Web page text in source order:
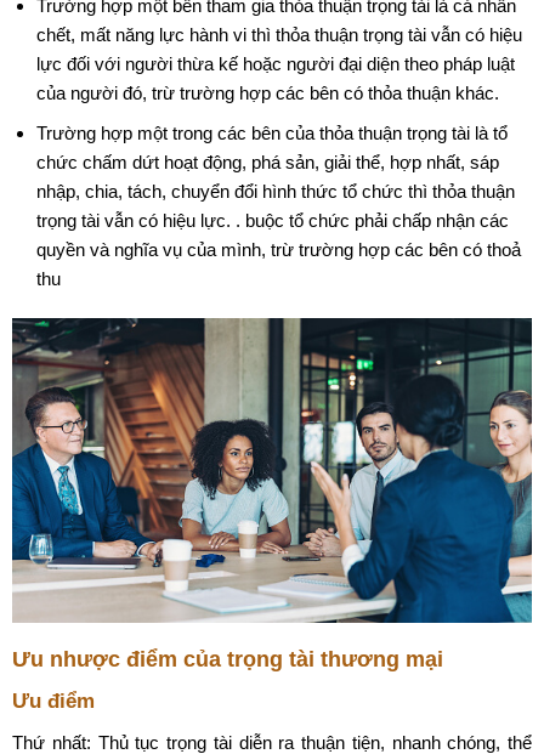
Trường hợp một bên tham gia thỏa thuận trọng tài là cá nhân
chết, mất năng lực hành vi thì thỏa thuận trọng tài vẫn có hiệu
lực đối với người thừa kế hoặc người đại diện theo pháp luật
của người đó, trừ trường hợp các bên có thỏa thuận khác.
Trường hợp một trong các bên của thỏa thuận trọng tài là tổ
chức chấm dứt hoạt động, phá sản, giải thể, hợp nhất, sáp
nhập, chia, tách, chuyển đổi hình thức tổ chức thì thỏa thuận
trọng tài vẫn có hiệu lực. . buộc tổ chức phải chấp nhận các
quyền và nghĩa vụ của mình, trừ trường hợp các bên có thoả
thu
Ưu nhược điểm của trọng tài thương mại
Ưu điểm
Thứ nhất: Thủ tục trọng tài diễn ra thuận tiện, nhanh chóng, thể